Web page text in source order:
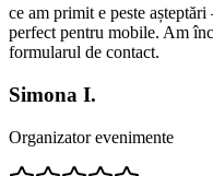
ce am primit e peste
perfect pentru mobile. Am
formularul de contact.
Simona I.
Organizator evenimente